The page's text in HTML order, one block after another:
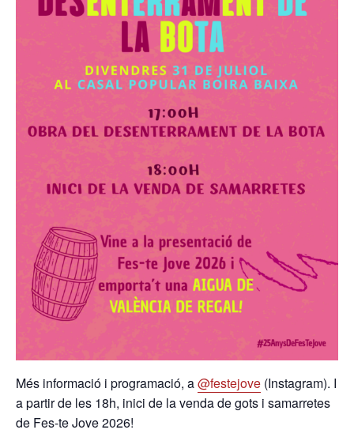
Més informació i programació, a@festejove (Instagram). I
a partir de les 18h, inici de la venda de gots i samarretes
de Fes-te Jove 2026!